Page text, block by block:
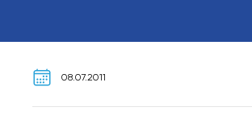
08.07.2011